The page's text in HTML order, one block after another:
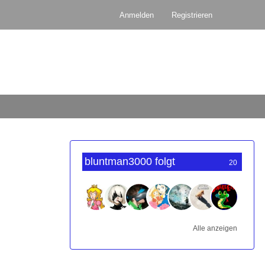
Anmelden Registrieren
bluntman3000 folgt 20
Alle anzeigen